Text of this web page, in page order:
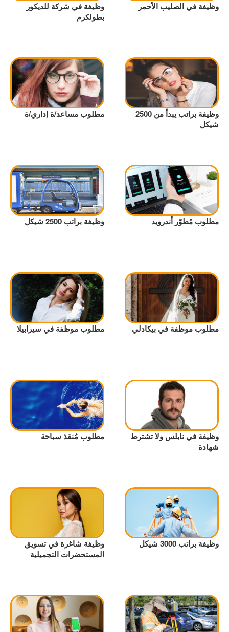
وظيفة في الصليب الأحمر
وظيفة في شركة للديكور
بطولكرم
وظيفة براتب يبدأ من 2500
شيكل
مطلوب مساعد/ة إداري/ة
مطلوب مُطوّر أندرويد وظيفة براتب 2500 شيكل
مطلوب موظفة في بيكادلي مطلوب موظفة في سيرابيلا
وظيفة في نابلس ولا تشترط
شهادة
مطلوب مُنقذ سباحة
وظيفة براتب 3000 شيكل
وظيفة شاغرة في تسويق
المستحضرات التجميلية